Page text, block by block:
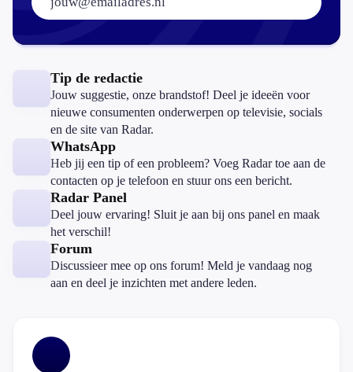
Tip de redactie
Jouw suggestie, onze brandstof! Deel je ideeën voor
nieuwe consumenten onderwerpen op televisie, socials
en de site van Radar.
WhatsApp
Heb jij een tip of een probleem? Voeg Radar toe aan de
contacten op je telefoon en stuur ons een bericht.
Radar Panel
Deel jouw ervaring! Sluit je aan bij ons panel en maak
het verschil!
Forum
Discussieer mee op ons forum! Meld je vandaag nog
aan en deel je inzichten met andere leden.